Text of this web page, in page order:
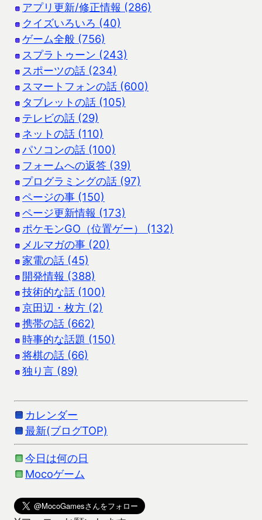
アプリ更新/修正情報 (286)
クイズいろいろ (40)
ゲーム全般 (756)
スプラトゥーン (243)
スポーツの話 (234)
スマートフォンの話 (600)
タブレットの話 (105)
テレビの話 (29)
ネットの話 (110)
パソコンの話 (100)
フォームへの返答 (39)
プログラミングの話 (97)
ページの事 (150)
ページ更新情報 (173)
ポケモンGO（位置ゲー） (132)
メルマガの事 (20)
家電の話 (45)
開発情報 (388)
技術的な話 (100)
京田辺・枚方 (2)
携帯の話 (662)
時事的な話題 (150)
将棋の話 (66)
独り言 (89)
カレンダー
最新(ブログTOP)
今日は何の日
Mocoゲーム